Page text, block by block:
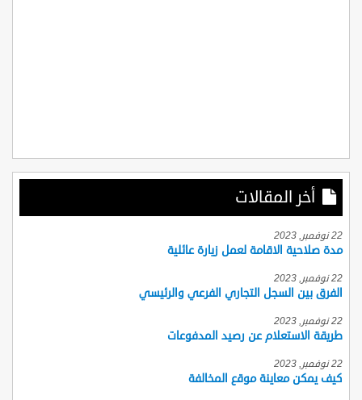
أخر المقالات
22 نوفمبر, 2023
مدة صلاحية الاقامة لعمل زيارة عائلية
22 نوفمبر, 2023
الفرق بين السجل التجاري الفرعي والرئيسي
22 نوفمبر, 2023
طريقة الاستعلام عن رصيد المدفوعات
22 نوفمبر, 2023
كيف يمكن معاينة موقع المخالفة